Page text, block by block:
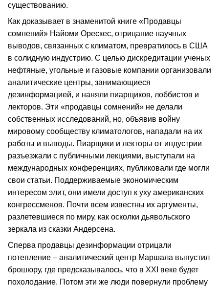
существованию.
Как доказывает в знаменитой книге «Продавцы
сомнений» Найоми Орескес, отрицание научных
выводов, связанных с климатом, превратилось в США
в солидную индустрию. С целью дискредитации ученых
нефтяные, угольные и газовые компании организовали
аналитические центры, занимающиеся
дезинформацией, и наняли пиарщиков, лоббистов и
лекторов. Эти «продавцы сомнений» не делали
собственных исследований, но, объявив войну
мировому сообществу климатологов, нападали на их
работы и выводы. Пиарщики и лекторы от индустрии
разъезжали с публичными лекциями, выступали на
международных конференциях, публиковали где могли
свои статьи. Поддерживаемые экономическим
интересом элит, они имели доступ к уху американских
конгрессменов. Почти всем известны их аргументы,
разлетевшиеся по миру, как осколки дьявольского
зеркала из сказки Андерсена.
Сперва продавцы дезинформации отрицали
потепление – аналитический центр Маршала выпустил
брошюру, где предсказывалось, что в ХХI веке будет
похолодание. Потом эти же люди повернули проблему